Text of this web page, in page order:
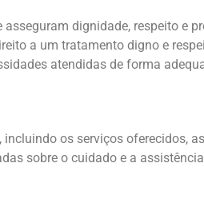
dignidade, respeito e
a um tratamento digno e
atendidas de forma
, incluindo os serviços oferecidos,
sobre o cuidado e a